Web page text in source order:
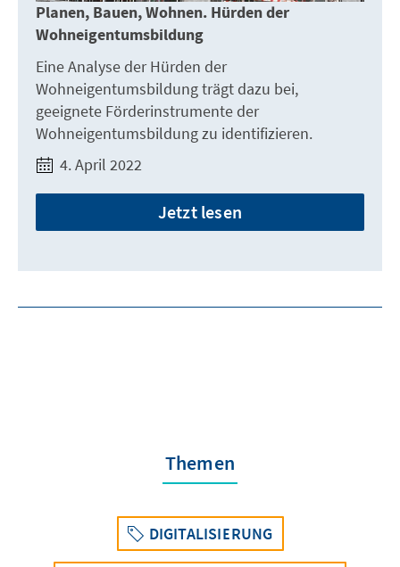
Planen, Bauen, Wohnen. Hürden der
Wohneigentumsbildung
Eine Analyse der Hürden der
Wohneigentumsbildung trägt dazu bei,
geeignete Förderinstrumente der
Wohneigentumsbildung zu identifizieren.
4. April 2022
Jetzt lesen
Themen
DIGITALISIERUNG